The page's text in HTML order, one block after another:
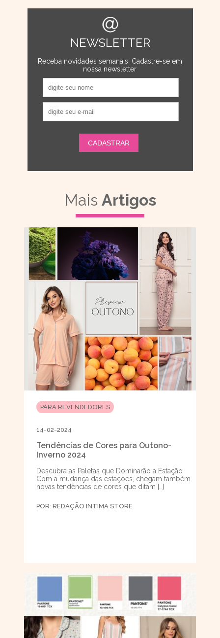
NEWSLETTER
Receba novidades semanais. Cadastre-se em
nossa newsletter
Mais Artigos
PARA REVENDEDORES
14-02-2024
Tendências de Cores para Outono-
Inverno 2024
Descubra as Paletas que Dominarão a Estação
Com a mudança das estações, chegam também
novas tendências de cores que ditam […]
POR: REDAÇÃO INTIMA STORE